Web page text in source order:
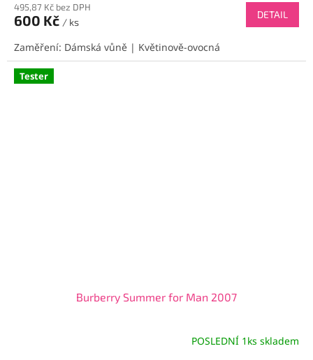
495,87 Kč bez DPH
600 Kč / ks
DETAIL
Zaměření: Dámská vůně | Květinově-ovocná
Tester
Burberry Summer for Man 2007
POSLEDNÍ 1ks skladem